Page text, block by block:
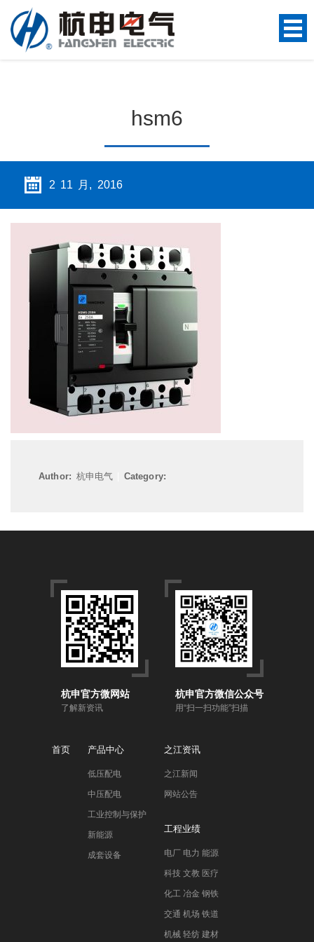
hsm6
2 11 月, 2016
Author: 杭申电气| Category:
杭申官方微网站
了解新资讯
杭申官方微信公众号
用“扫一扫功能”扫描
首页 产品中心
低压配电
中压配电
工业控制与保护
新能源
成套设备
之江资讯
之江新闻
网站公告
工程业绩
电厂 电力 能源
科技 文教 医疗
化工 冶金 钢铁
交通 机场 铁道
机械 轻纺 建材